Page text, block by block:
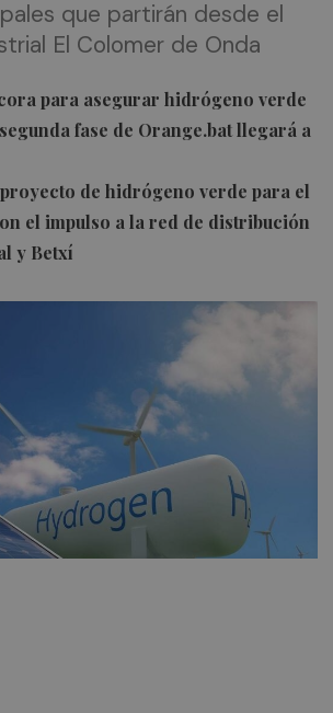
que partirán desde el
El Colomer de Onda
para asegurar hidrógeno verde
fase de Orange.bat llegará a
de hidrógeno verde para el
el impulso a la red de distribución
y Betxí